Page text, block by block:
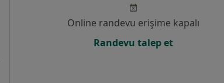
Online randevu erişime kapalı
Randevu talep et